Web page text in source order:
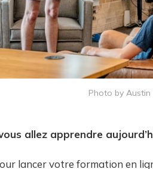
Photo by Austin
allez apprendre
lancer votre formation en